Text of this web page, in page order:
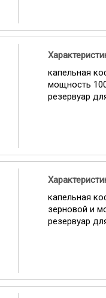
капельная
мощность
резервуар
капельная
зерновой и
резервуар